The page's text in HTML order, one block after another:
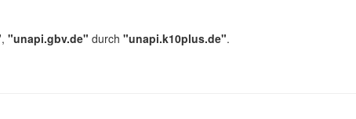
, "unapi.gbv.de" durch "unapi.k10plus.de".